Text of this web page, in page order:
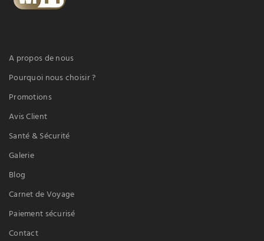
A propos de nous
Pourquoi nous choisir ?
Promotions
Avis Client
Santé & Sécurité
Galerie
Blog
Carnet de Voyage
Paiement sécurisé
Contact